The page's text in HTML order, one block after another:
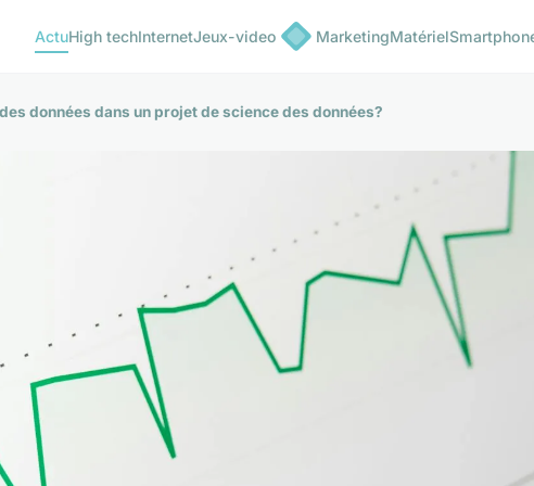
ActuHigh techInternetJeux-video MarketingMatériel
données dans un projet de science des données?